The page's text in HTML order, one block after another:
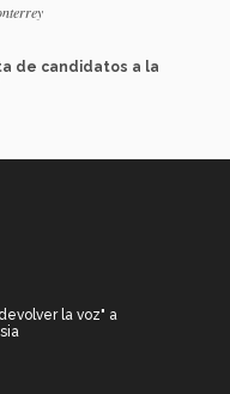
de candidatos a la
la voz" a